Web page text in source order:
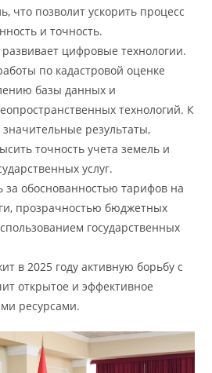
что позволит ускорить процесс
и точность.
развивает цифровые технологии.
по кадастровой оценке
базы данных и
технологий. К
результаты,
точность учета земель и
услуг.
за обоснованностью тарифов на
прозрачностью бюджетных
государственных
в 2025 году активную борьбу с
открытое и эффективное
ресурсами.